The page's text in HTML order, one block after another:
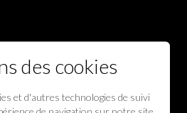
des cookies
et d'autres technologies de suivi
de navigation sur notre site,